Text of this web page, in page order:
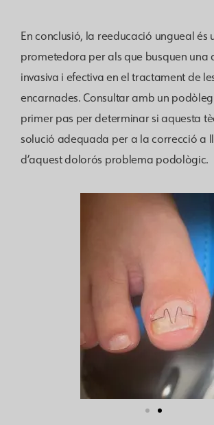
En conclusió, la reeducació ungueal és
prometedora per als que busquen una
invasiva i efectiva en el tractament de
encarnades. Consultar amb un
primer pas per determinar si aquesta
solució adequada per a la correcció a
d’aquest dolorós problema podològic.